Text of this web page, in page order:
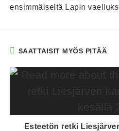
ensimmäiseltä Lapin
SAATTAISIT MYÖS PITÄÄ
Esteetön retki